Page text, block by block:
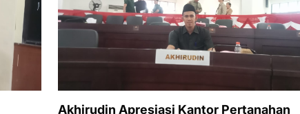
Akhirudin Apresiasi Kantor Pertanahan